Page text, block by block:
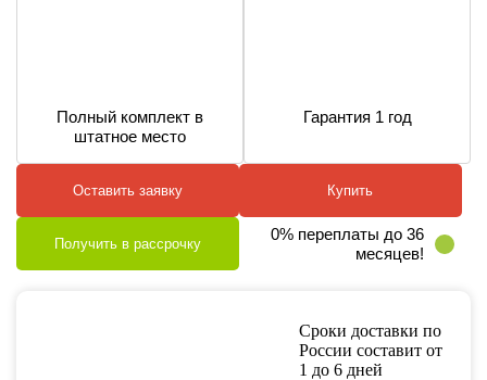
Полный комплект в
штатное место
Гарантия 1 год
Оставить заявку Купить
Получить в рассрочку
0% переплаты до 36
месяцев!
Сроки доставки по
России составит от
1 до 6 дней